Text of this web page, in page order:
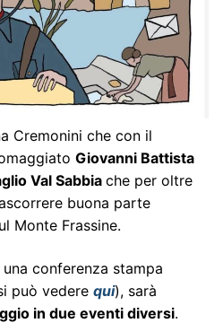
Cremonini che con il
Giovanni Battista
Val Sabbia che per oltre
buona parte
Monte Frassine.
conferenza stampa
può vedere qui), sarà
in due eventi diversi.